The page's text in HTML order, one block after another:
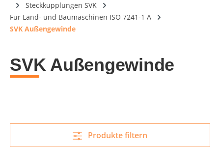
Steckkupplungen SVK
Für Land- und Baumaschinen ISO 7241-1 A
SVK Außengewinde
SVK Außengewinde
Produkte filtern